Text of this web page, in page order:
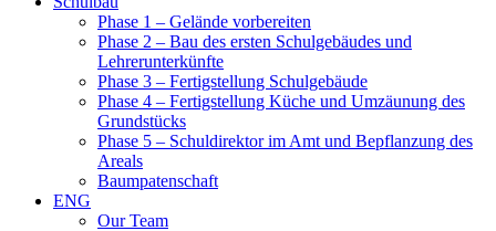
Phase 1 – Gelände vorbereiten
Phase 2 – Bau des ersten Schulgebäudes und
Lehrerunterkünfte
Phase 3 – Fertigstellung Schulgebäude
Phase 4 – Fertigstellung Küche und Umzäunung des
Grundstücks
Phase 5 – Schuldirektor im Amt und Bepflanzung des
Areals
Baumpatenschaft
ENG
Our Team